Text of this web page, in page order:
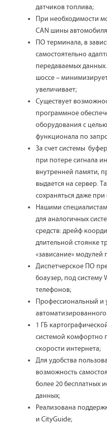
датчиков топлива;
При необходимости
CAN шины
ПО терминала, в
самостоятельно
передаваемых
шоссе –
увеличивает;
Существует
программное
оборудования с
функционала по
За счет системы
при потере сигнала
внутренней памяти,
выдается на сервер.
сохраняться даже при
Нашими
для аналогичных
средств: дрейф
длительной стоянке
«зависание» модулей
Диспетчерское ПО
боаузер, под
телефонов;
Профессиональный и
1 ГБ
системой комфортно
скорости интернета;
Для удобства
возможность
более 20 бесплатных
данных;
Реализована
и CityGuide;